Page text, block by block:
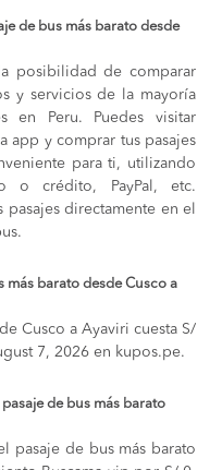
de bus más barato desde
posibilidad de comparar
y servicios de la mayoría
en Peru. Puedes visitar
app y comprar tus pasajes
para ti, utilizando
o crédito, PayPal, etc.
directamente en el
más barato desde Cusco a
Cusco a Ayaviri cuesta S/
7, 2026 en kupos.pe.
de bus más barato
pasaje de bus más barato